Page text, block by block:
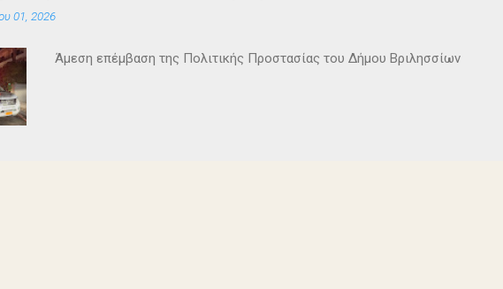
01, 2026
Άμεση επέμβαση της Πολιτικής Προστασίας του Δήμου Βριλησσίων